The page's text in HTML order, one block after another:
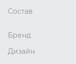
Состав
Бренд
Дизайн